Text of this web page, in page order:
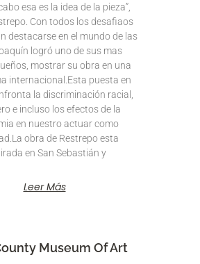
esa es la idea de la pieza”,
Con todos los desafiaos
destacarse en el mundo de las
logró uno de sus mas
mostrar su obra en una
internacional.Esta puesta en
la discriminación racial,
e incluso los efectos de la
en nuestro actuar como
obra de Restrepo esta
en San Sebastián y
Leer Más
Museum Of Art